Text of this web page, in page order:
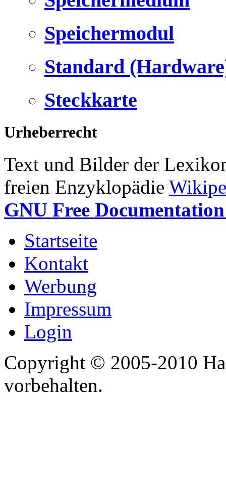
Speichermodul
Standard
Steckkarte
Urheberrecht
Text und Bilder der
freien Enzyklopädie
GNU Free
Startseite
Kontakt
Werbung
Impressum
Login
Copyright © 2005-2010
vorbehalten.